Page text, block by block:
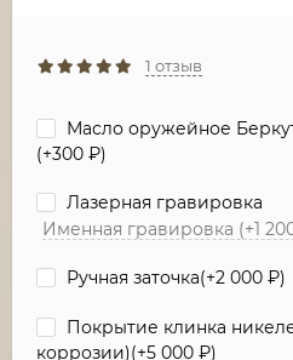
1 отзыв
Масло оружейное
(+300 ₽)
Лазерная гравировка
Именная гравировка (+1
Ручная заточка(+2 000 ₽)
Покрытие клинка
коррозии)(+5 000 ₽)